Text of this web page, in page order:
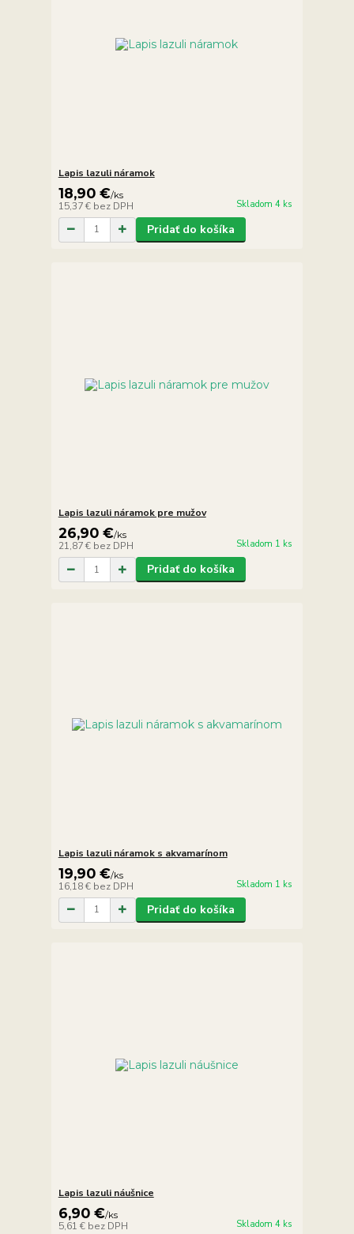
Lapis lazuli náramok
18,90 €/ks
15,37 € bez DPH Skladom 4 ks
Pridať do košíka
Lapis lazuli náramok pre mužov
26,90 €/ks
21,87 € bez DPH Skladom 1 ks
Pridať do košíka
Lapis lazuli náramok s akvamarínom
19,90 €/ks
16,18 € bez DPH Skladom 1 ks
Pridať do košíka
Lapis lazuli náušnice
6,90 €/ks
5,61 € bez DPH Skladom 4 ks